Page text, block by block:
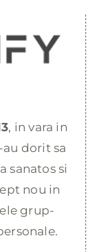
, in vara in
dorit sa
sanatos si
nou in
grup-